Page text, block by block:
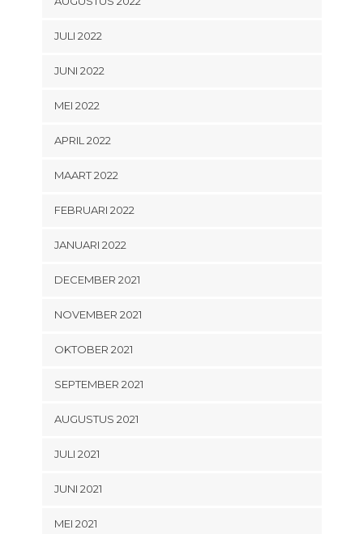
JULI 2022
JUNI 2022
MEI 2022
APRIL 2022
MAART 2022
FEBRUARI 2022
JANUARI 2022
DECEMBER 2021
NOVEMBER 2021
OKTOBER 2021
SEPTEMBER 2021
AUGUSTUS 2021
JULI 2021
JUNI 2021
MEI 2021